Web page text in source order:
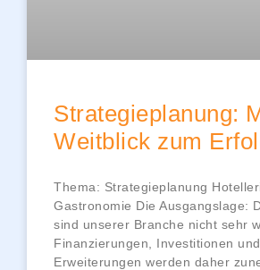
Strategieplanung:
Weitblick zum
Thema: Strategieplanung
Gastronomie Die Ausgangslage:
sind unserer Branche nicht sehr
Finanzierungen, Investitionen und
Erweiterungen werden daher